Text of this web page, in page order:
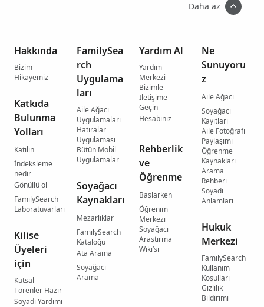
Daha az
Hakkında
Bizim
Hikayemiz
Katkıda
Bulunma
Yolları
Katılın
İndeksleme
nedir
Gönüllü ol
FamilySearch
Laboratuvarları
Kilise
Üyeleri
için
Kutsal
Törenler Hazır
Soyadı Yardımı
FamilySea
rch
Uygulama
ları
Aile Ağacı
Uygulamaları
Hatıralar
Uygulaması
Bütün Mobil
Uygulamalar
Soyağacı
Kaynakları
Mezarlıklar
FamilySearch
Kataloğu
Ata Arama
Soyağacı
Arama
Yardım Al
Yardım
Merkezi
Bizimle
İletişime
Geçin
Hesabınız
Rehberlik
ve
Öğrenme
Başlarken
Öğrenim
Merkezi
Soyağacı
Araştırma
Wiki’si
Ne
Sunuyoru
z
Aile Ağacı
Soyağacı
Kayıtları
Aile Fotoğrafı
Paylaşımı
Öğrenme
Kaynakları
Arama
Rehberi
Soyadı
Anlamları
Hukuk
Merkezi
FamilySearch
Kullanım
Koşulları
Gizlilik
Bildirimi